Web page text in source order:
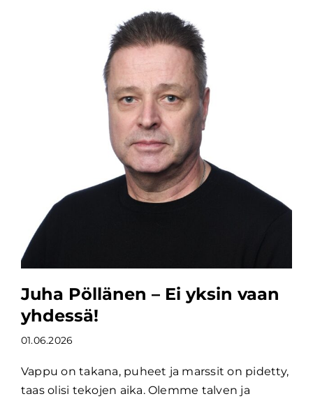
Juha Pöllänen – Ei yksin vaan
yhdessä!
01.06.2026
Vappu on takana, puheet ja marssit on pidetty,
taas olisi tekojen aika. Olemme talven ja